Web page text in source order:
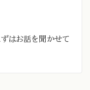
はお話を聞かせて